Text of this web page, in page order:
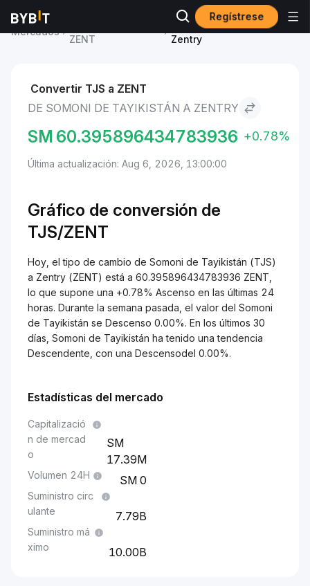
Regístrese
Mercados
ZENT
Somoni de Tayikistán to
Zentry
Convertir TJS a ZENT
DE SOMONI DE TAYIKISTÁN A ZENTRY
SM 60.395896434783936 +0.78%
Última actualización: Aug 6, 2026, 13:00:00
Gráfico de conversión de
TJS/ZENT
Hoy, el tipo de cambio de Somoni de Tayikistán (TJS)
a Zentry (ZENT) está a 60.395896434783936 ZENT,
lo que supone una +0.78% Ascenso en las últimas 24
horas. Durante la semana pasada, el valor del Somoni
de Tayikistán se Descenso 0.00%. En los últimos 30
días, Somoni de Tayikistán ha tenido una tendencia
Descendente, con una Descensodel 0.00%.
Estadísticas del mercado
Capitalizació
n de mercad
o
17.39M
Volumen 24H 0
Suministro circ
ulante
7.79B
Suministro má
ximo
10.00B